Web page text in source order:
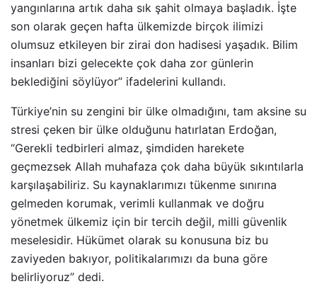
yangınlarına artık daha sık şahit olmaya başladık. İşte
son olarak geçen hafta ülkemizde birçok ilimizi
olumsuz etkileyen bir zirai don hadisesi yaşadık. Bilim
insanları bizi gelecekte çok daha zor günlerin
beklediğini söylüyor” ifadelerini kullandı.
Türkiye’nin su zengini bir ülke olmadığını, tam aksine su
stresi çeken bir ülke olduğunu hatırlatan Erdoğan,
“Gerekli tedbirleri almaz, şimdiden harekete
geçmezsek Allah muhafaza çok daha büyük sıkıntılarla
karşılaşabiliriz. Su kaynaklarımızı tükenme sınırına
gelmeden korumak, verimli kullanmak ve doğru
yönetmek ülkemiz için bir tercih değil, milli güvenlik
meselesidir. Hükümet olarak su konusuna biz bu
zaviyeden bakıyor, politikalarımızı da buna göre
belirliyoruz” dedi.